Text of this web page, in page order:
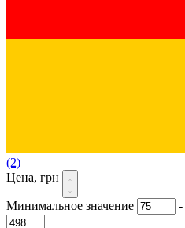
(2)
Цена, грн
Минимальное значение -